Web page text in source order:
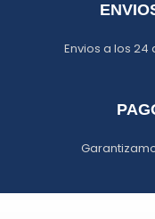
Envios a los